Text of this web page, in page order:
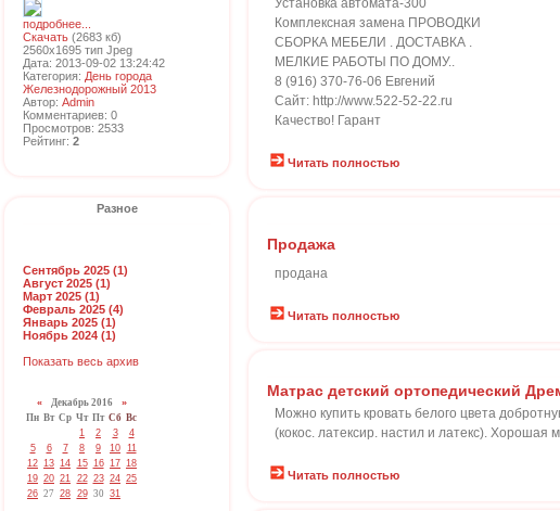
подробнее...
Скачать (2683 кб)
2560x1695 тип Jpeg
Дата: 2013-09-02 13:24:42
Категория: День города
Железнодорожный 2013
Автор: Admin
Комментариев: 0
Просмотров: 2533
Рейтинг: 2
Разное
Сентябрь 2025 (1)
Август 2025 (1)
Март 2025 (1)
Февраль 2025 (4)
Январь 2025 (1)
Ноябрь 2024 (1)
Показать весь архив
«Декабрь 2016 »
Пн Вт Ср Чт Пт Сб Вс
1
2 3
4
5
6 7 8 9 10 11
12 13 14 15 16 17 18
19 20 21 22 23 24 25
26 27 28 29 30 31
Установка автомата-300
Комплексная замена ПРОВОДКИ
СБОРКА МЕБЕЛИ . ДОСТАВКА .
МЕЛКИЕ РАБОТЫ ПО ДОМУ..
8 (916) 370-76-06 Евгений
Сайт: http://www.522-52-22.ru
Качество! Гарант
Читать полностью
Продажа
продана
Читать полностью
Матрас детский ортопедический
Можно купить кровать белого цвета
(кокос. латексир. настил и латекс). Хорошая
Читать полностью